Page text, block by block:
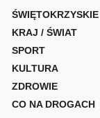
ŚWIĘTOKRZYSKIE
KRAJ / ŚWIAT
SPORT
KULTURA
ZDROWIE
CO NA DROGACH